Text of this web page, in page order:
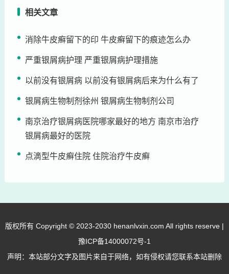
相关文章
消除牛皮癣留下的印 牛皮癣留下的痕迹怎么办
严重银屑病护理 严重银屑病护理措施
以前没有银屑病 以前没有银屑病后来为什么有了
银屑病生物制剂徐州 银屑病生物制剂公司
南京治疗银屑病医院哪家最好的地方 南京市治疗
银屑病最好的医院
点滴型牛皮癣住院 住院治疗牛皮癣
版权所有 Copyright © 2023-2030 henanlvxin.com All rights reserve |
豫ICP备14000072号-1
声明：本站部分文字及图片来自于网络，如有侵权请您联系本站删除